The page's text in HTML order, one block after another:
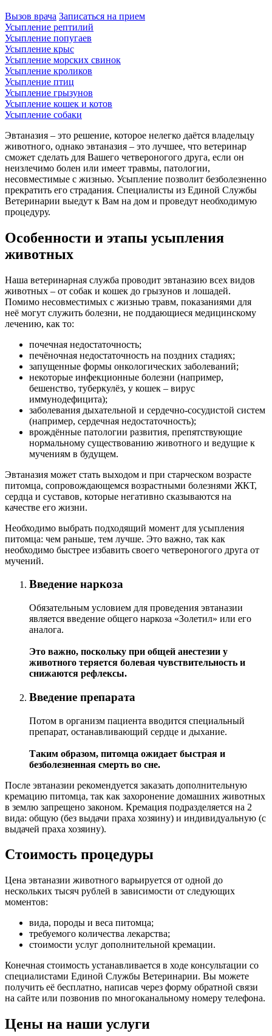
Вызов врача Записаться на прием
Усыпление рептилий
Усыпление попугаев
Усыпление крыс
Усыпление морских свинок
Усыпление кроликов
Усыпление птиц
Усыпление грызунов
Усыпление кошек и котов
Усыпление собаки
Эвтаназия – это решение, которое нелегко даётся владельцу
животного, однако эвтаназия – это лучшее, что ветеринар
сможет сделать для Вашего четвероногого друга, если он
неизлечимо болен или имеет травмы, патологии,
несовместимые с жизнью. Усыпление позволит безболезненно
прекратить его страдания. Специалисты из Единой Службы
Ветеринарии выедут к Вам на дом и проведут необходимую
процедуру.
Особенности и этапы усыпления
животных
Наша ветеринарная служба проводит эвтаназию всех видов
животных – от собак и кошек до грызунов и лошадей.
Помимо несовместимых с жизнью травм, показаниями для
неё могут служить болезни, не поддающиеся медицинскому
лечению, как то:
почечная недостаточность;
печёночная недостаточность на поздних стадиях;
запущенные формы онкологических заболеваний;
некоторые инфекционные болезни (например,
бешенство, туберкулёз, у кошек – вирус
иммунодефицита);
заболевания дыхательной и сердечно-сосудистой систем
(например, сердечная недостаточность);
врождённые патологии развития, препятствующие
нормальному существованию животного и ведущие к
мучениям в будущем.
Эвтаназия может стать выходом и при старческом возрасте
питомца, сопровождающемся возрастными болезнями ЖКТ,
сердца и суставов, которые негативно сказываются на
качестве его жизни.
Необходимо выбрать подходящий момент для усыпления
питомца: чем раньше, тем лучше. Это важно, так как
необходимо быстрее избавить своего четвероногого друга от
мучений.
Введение наркоза
Обязательным условием для проведения эвтаназии
является введение общего наркоза «Золетил» или его
аналога.
Это важно, поскольку при общей анестезии у
животного теряется болевая чувствительность и
снижаются рефлексы.
Введение препарата
Потом в организм пациента вводится специальный
препарат, останавливающий сердце и дыхание.
Таким образом, питомца ожидает быстрая и
безболезненная смерть во сне.
После эвтаназии рекомендуется заказать дополнительную
кремацию питомца, так как захоронение домашних животных
в землю запрещено законом. Кремация подразделяется на 2
вида: общую (без выдачи праха хозяину) и индивидуальную (с
выдачей праха хозяину).
Стоимость процедуры
Цена эвтаназии животного варьируется от одной до
нескольких тысяч рублей в зависимости от следующих
моментов:
вида, породы и веса питомца;
требуемого количества лекарства;
стоимости услуг дополнительной кремации.
Конечная стоимость устанавливается в ходе консультации со
специалистами Единой Службы Ветеринарии. Вы можете
получить её бесплатно, написав через форму обратной связи
на сайте или позвонив по многоканальному номеру телефона.
Цены на наши услуги